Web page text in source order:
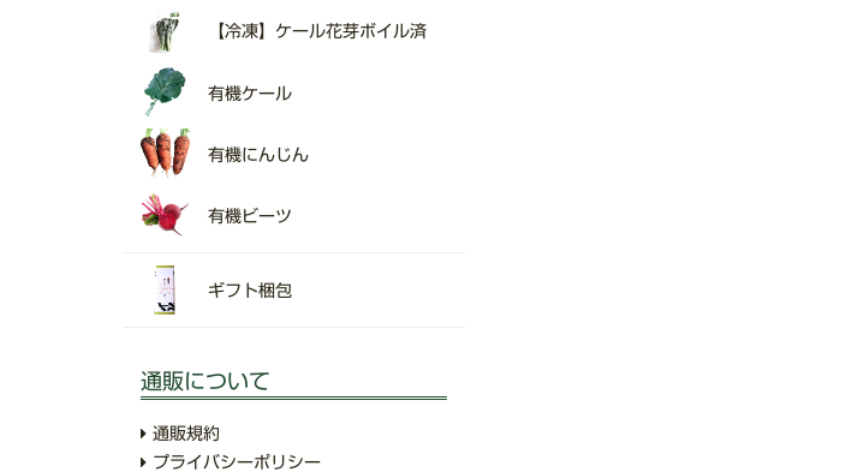
【冷凍】ケール花芽ボイル済
有機ケール
有機にんじん
有機ビーツ
ギフト梱包
通販について
通販規約
プライバシーポリシー